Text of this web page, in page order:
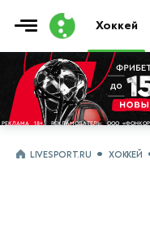
Хоккей
LIVESPORT.RU ХОККЕЙ